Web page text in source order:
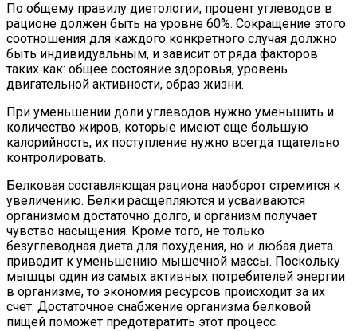
По общему правилу диетологии, процент углеводов в
рационе должен быть на уровне 60%. Сокращение этого
соотношения для каждого конкретного случая должно
быть индивидуальным, и зависит от ряда факторов
таких как: общее состояние здоровья, уровень
двигательной активности, образ жизни.
При уменьшении доли углеводов нужно уменьшить и
количество жиров, которые имеют еще большую
калорийность, их поступление нужно всегда тщательно
контролировать.
Белковая составляющая рациона наоборот стремится к
увеличению. Белки расщепляются и усваиваются
организмом достаточно долго, и организм получает
чувство насыщения. Кроме того, не только
безуглеводная диета для похудения, но и любая диета
приводит к уменьшению мышечной массы. Поскольку
мышцы один из самых активных потребителей энергии
в организме, то экономия ресурсов происходит за их
счет. Достаточное снабжение организма белковой
пищей поможет предотвратить этот процесс.